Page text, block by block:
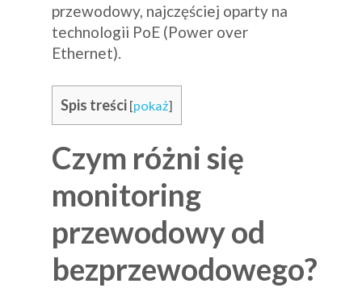
przewodowy, najczęściej oparty na
technologii PoE (Power over
Ethernet).
Spis treści [pokaż]
Czym różni się
monitoring
przewodowy od
bezprzewodowego?